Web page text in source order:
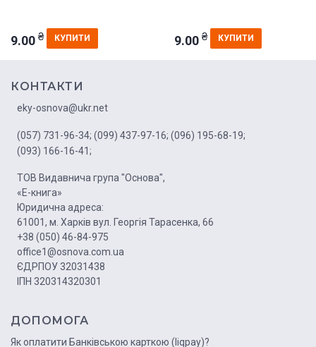
9.00 ₴ КУПИТИ 9.00 ₴ КУПИТИ
КОНТАКТИ
eky-osnova@ukr.net
(057) 731-96-34; (099) 437-97-16; (096) 195-68-19;
(093) 166-16-41;
ТОВ Видавнича група "Основа",
«Е-книга»
Юридична адреса:
61001, м. Харків вул. Георгія Тарасенка, 66
+38 (050) 46-84-975
office1@osnova.com.ua
ЄДРПОУ 32031438
ІПН 320314320301
ДОПОМОГА
Як оплатити Банківською карткою (liqpay)?